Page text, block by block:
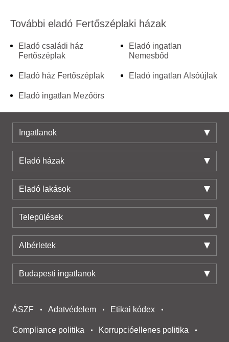
További eladó Fertőszéplaki házak
Eladó családi ház
Fertőszéplak
Eladó ház Fertőszéplak
Eladó ingatlan Mezőörs
Eladó ingatlan
Nemesbőd
Eladó ingatlan Alsóújlak
Ingatlanok
Eladó házak
Eladó lakások
Települések
Albérletek
Budapesti ingatlanok
ÁSZF Adatvédelem Etikai kódex
Compliance politika Korrupcióellenes politika